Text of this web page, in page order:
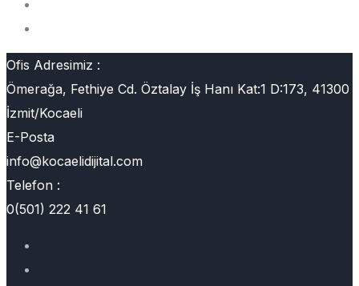
Ofis Adresimiz :
Ömerağa, Fethiye Cd. Öztalay İş Hanı Kat:1 D:173, 41300
İzmit/Kocaeli
E-Posta
info@kocaelidijital.com
Telefon :
0(501) 222 41 61